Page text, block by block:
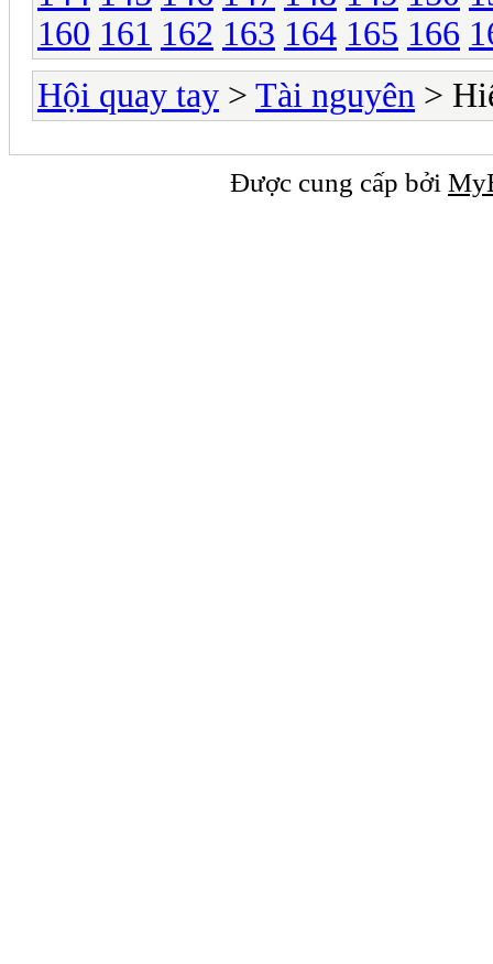
160 161 162 163 164 165 166
Hội quay tay > Tài nguyên >
Được cung cấp bởi